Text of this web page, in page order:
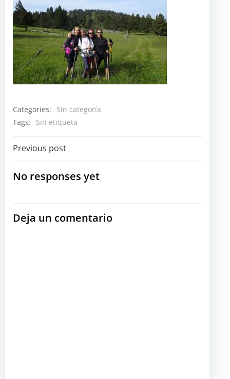
Categories:
Sin categoría
Tags:
Sin etiqueta
Navegación
por
entradas
Previous post
No responses yet
Deja un comentario